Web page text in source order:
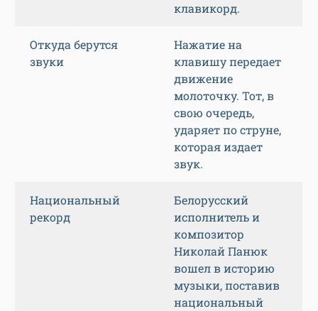
клавикорд.
Откуда берутся
звуки
Нажатие на
клавишу передает
движение
молоточку. Тот, в
свою очередь,
ударяет по струне,
которая издает
звук.
Национальный
рекорд
Белорусский
исполнитель и
композитор
Николай Панюк
вошел в историю
музыки, поставив
национальный